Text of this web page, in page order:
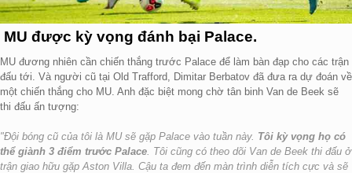
MU được kỳ vọng đánh bại Palace.
MU đương nhiên cần chiến thắng trước Palace để làm bàn đạp cho các trận
đấu tới. Và người cũ tại Old Trafford, Dimitar Berbatov đã đưa ra dự đoán về
một chiến thắng cho MU. Anh đặc biệt mong chờ tân binh Van de Beek sẽ
thi đấu ấn tượng:
"Đội bóng cũ của tôi là MU sẽ gặp Palace vào tuần này. Tôi kỳ vọng họ có
thể giành 3 điểm trước Palace . Tôi cũng có theo dõi Van de Beek thi đấu ở
trận giao hữu gặp Aston Villa. Cậu ta đem đến màn trình diễn tích cực và sẽ